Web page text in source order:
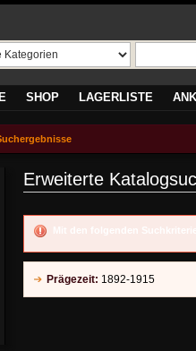
SHOP LAGERLISTE
Erweiterte
Mit den folgenden
Prägezeit: 1892-1915